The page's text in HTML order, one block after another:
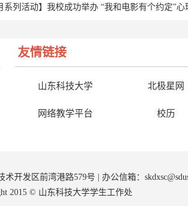
系列活动】我校成功举办 “我和电影有个约定”
友情链接
山东科技大学 北极星网
网络教学平台 校历
开发区前湾港路579号 | 办公信箱： sk
2015 © 山东科技大学学生工作处